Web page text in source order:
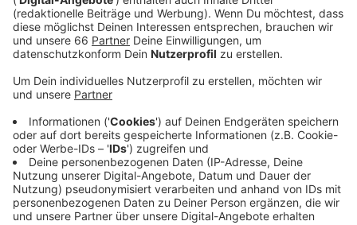
einem Kanal arbeitet.
Veröffentlicht: Mittwoch, 06.09.2023 14:44
Anzeige
Die Gumbertstraße wird darum ab morgen früh
zwischen Alt Eller und der Vennhauser Allee gesperrt -
und das bis Ende November. Die Rheinbahn nutzt die
Zeit außerdem für Gleisbauarbeiten. Die Bahnen der
U75 enden darum in Richtung Eller bereits am